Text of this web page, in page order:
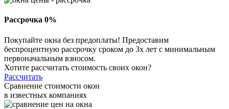
Рассрочка 0%
Покупайте окна без предоплаты! Предоставим
беспроцентную рассрочку сроком до 3х лет с минимальным
первоначальным взносом.
Хотите рассчитать стоимость своих окон?
Рассчитать
Сравнение стоимости окон
в известных компаниях